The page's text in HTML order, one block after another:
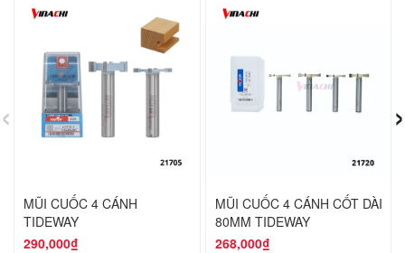
MŨI CUỐC 4 CÁNH
TIDEWAY
290,000₫
MŨI CUỐC 4 CÁNH CỐT DÀI
80MM TIDEWAY
268,000₫
‹ ›